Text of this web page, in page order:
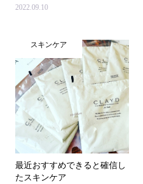
2022.09.10
スキンケア
最近おすすめできると確信し
たスキンケア